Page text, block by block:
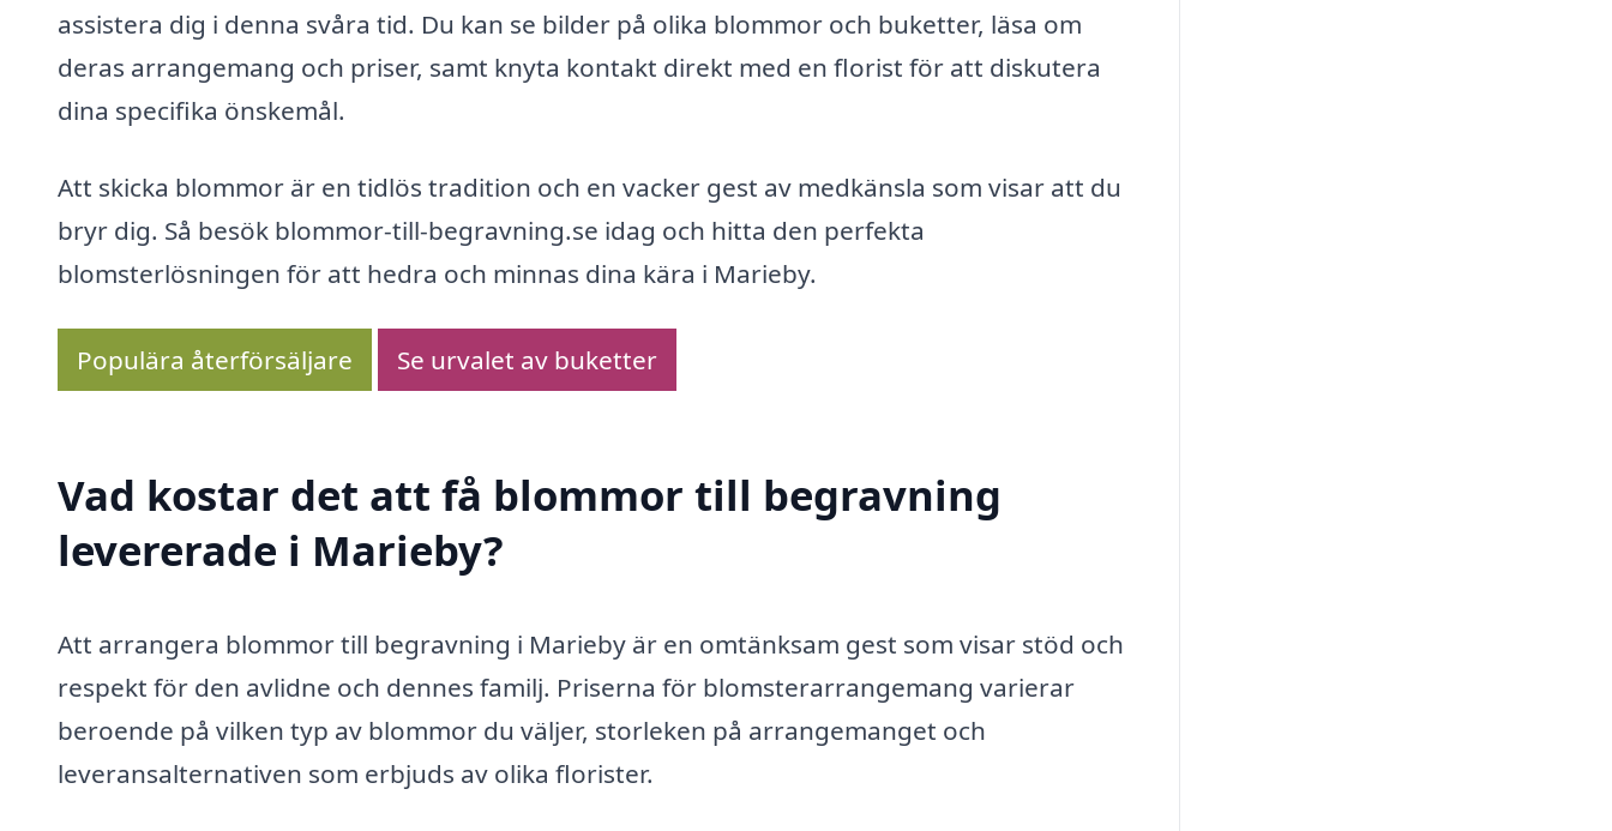
assistera dig i denna svåra tid. Du kan se bilder på olika blommor och buketter, läsa om
deras arrangemang och priser, samt knyta kontakt direkt med en florist för att diskutera
dina specifika önskemål.
Att skicka blommor är en tidlös tradition och en vacker gest av medkänsla som visar att du
bryr dig. Så besök blommor-till-begravning.se idag och hitta den perfekta
blomsterlösningen för att hedra och minnas dina kära i Marieby.
Populära återförsäljare Se urvalet av buketter
Vad kostar det att få blommor till begravning
levererade i Marieby?
Att arrangera blommor till begravning i Marieby är en omtänksam gest som visar stöd och
respekt för den avlidne och dennes familj. Priserna för blomsterarrangemang varierar
beroende på vilken typ av blommor du väljer, storleken på arrangemanget och
leveransalternativen som erbjuds av olika florister.